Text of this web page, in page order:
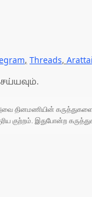
, Threads, Arattai
தினமணியின்
இதுபோன்ற